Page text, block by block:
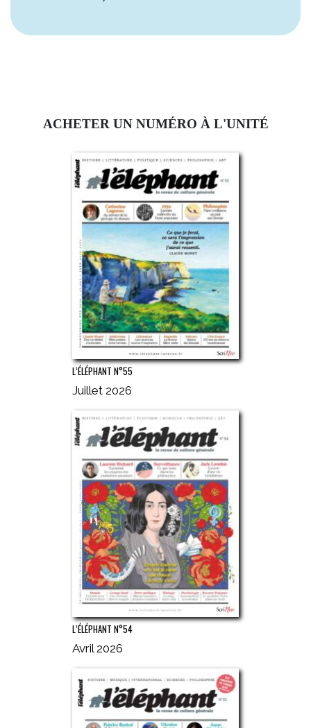
ACHETER UN NUMÉRO À L'UNITÉ
L’ÉLÉPHANT N°55
Juillet 2026
L’ÉLÉPHANT N°54
Avril 2026